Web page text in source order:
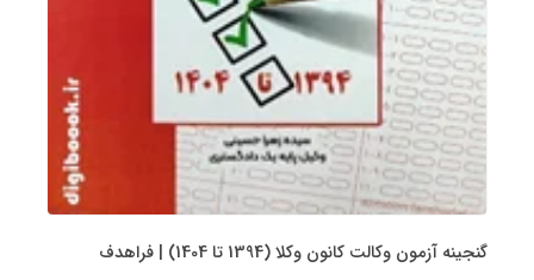
گنجینه آزمون وکالت کانون وکلا (1394 تا 1404) | فراهدف